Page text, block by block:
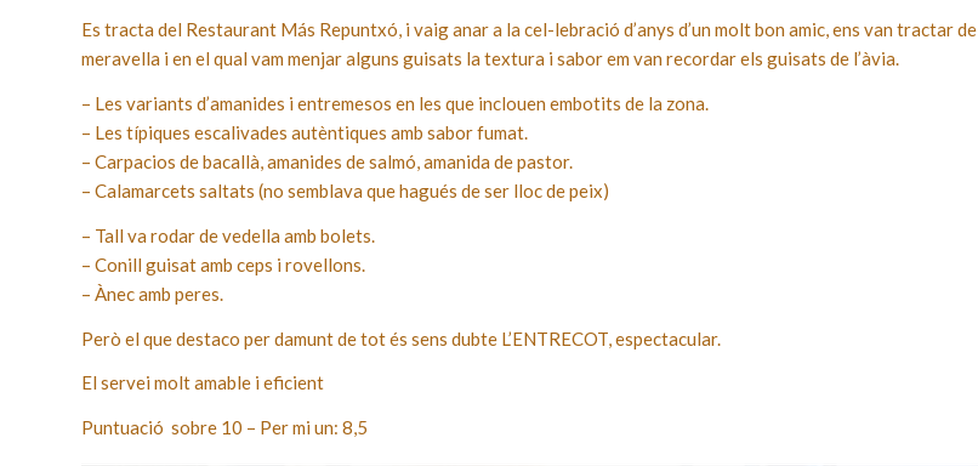
Es tracta del Restaurant Más Repuntxó, i vaig anar a la cel-lebració d’anys d’un molt bon amic, ens van tractar de
meravella i en el qual vam menjar alguns guisats la textura i sabor em van recordar els guisats de l’àvia.
– Les variants d’amanides i entremesos en les que inclouen embotits de la zona.
– Les típiques escalivades autèntiques amb sabor fumat.
– Carpacios de bacallà, amanides de salmó, amanida de pastor.
– Calamarcets saltats (no semblava que hagués de ser lloc de peix)
– Tall va rodar de vedella amb bolets.
– Conill guisat amb ceps i rovellons.
– Ànec amb peres.
Però el que destaco per damunt de tot és sens dubte L’ENTRECOT, espectacular.
El servei molt amable i eficient
Puntuació sobre 10 – Per mi un: 8,5